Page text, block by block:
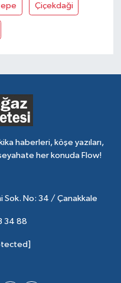
Çiçekdaği
haberleri, köşe yazıları,
her konuda Flow!
Sok. No: 34 / Çanakkale
34 88